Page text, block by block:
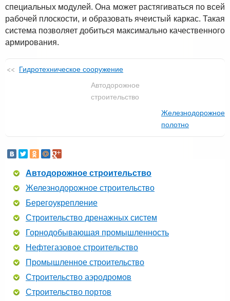
специальных модулей. Она может растягиваться по всей
рабочей плоскости, и образовать ячеистый каркас. Такая
система позволяет добиться максимально качественного
армирования.
Гидротехническое сооружение
Автодорожное
строительство
Железнодорожное
полотно
Автодорожное строительство
Железнодорожное строительство
Берегоукрепление
Строительство дренажных систем
Горнодобывающая промышленность
Нефтегазовое строительство
Промышленное строительство
Строительство аэродромов
Строительство портов